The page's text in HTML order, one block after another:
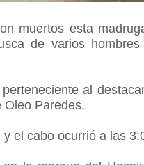
muertos esta
de varios hombres
al
Oleo Paredes.
el cabo ocurrió a las